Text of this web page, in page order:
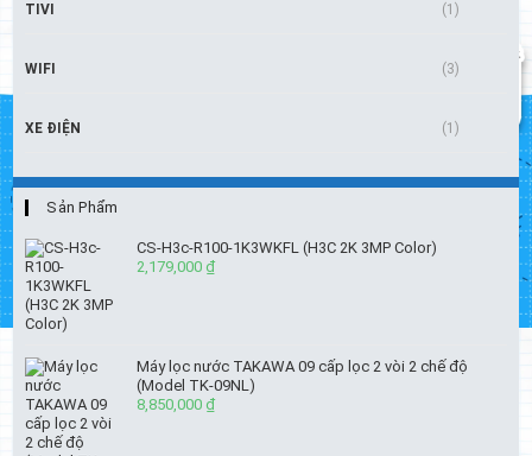
TIVI (1)
WIFI (3)
XE ĐIỆN (1)
Sản Phẩm
CS-H3c-R100-1K3WKFL (H3C 2K 3MP Color)
2,179,000 ₫
Máy lọc nước TAKAWA 09 cấp lọc 2 vòi 2 chế độ
(Model TK-09NL)
8,850,000 ₫